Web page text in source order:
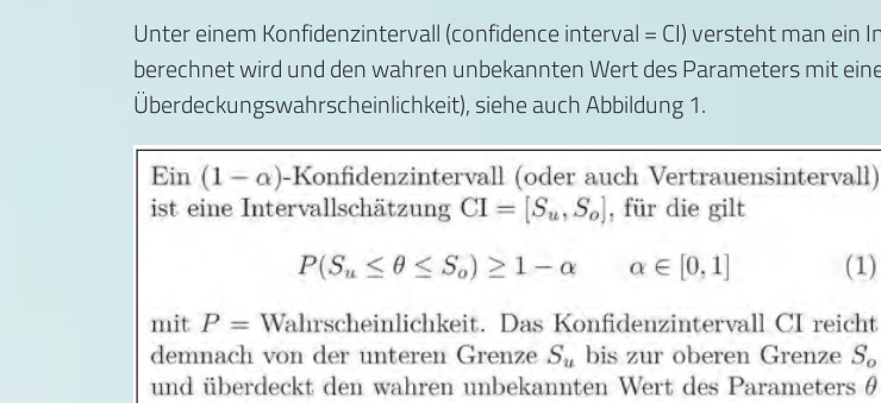
Unter einem Konfidenzintervall (confidence interval = CI) versteht man ein
berechnet wird und den wahren unbekannten Wert des Parameters mit
Überdeckungswahrscheinlichkeit), siehe auch Abbildung 1.